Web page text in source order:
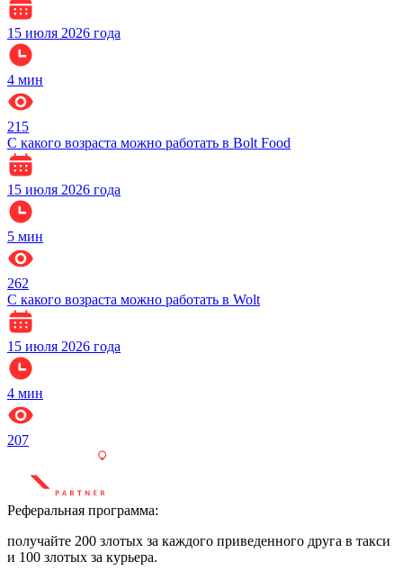
15 июля 2026 года
4 мин
215
С какого возраста можно работать в Bolt Food
15 июля 2026 года
5 мин
262
С какого возраста можно работать в Wolt
15 июля 2026 года
4 мин
207
Реферальная программа:
получайте 200 злотых за каждого приведенного друга в такси
и 100 злотых за курьера.